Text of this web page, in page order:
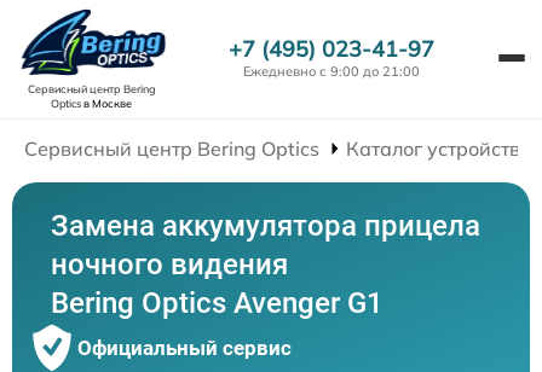
Сервисный центр Bering
Opticsв Москве
+7 (495) 023-41-97
Ежедневно с 9:00 до 21:00
Сервисный центр Bering Optics Каталог устройств
Замена аккумулятора прицела
ночного видения
Bering Optics Avenger G1
Официальный сервис